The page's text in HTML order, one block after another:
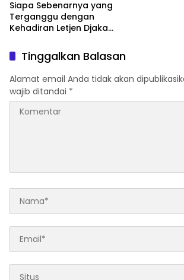
Siapa Sebenarnya yang
Terganggu dengan
Kehadiran Letjen Djaka
sebagai Dirjen Bea Cukai?
Tinggalkan Balasan
Alamat email Anda tidak akan
wajib ditandai *